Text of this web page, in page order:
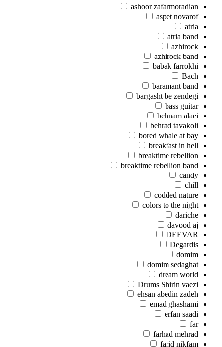
ashoor zafarmoradian
aspet novarof
atria
atria band
azhirock
azhirock band
babak farrokhi
Bach
baramant band
bargasht be zendegi
bass guitar
behnam alaei
behrad tavakoli
bored whale at bay
breakfast in hell
breaktime rebellion
breaktime rebellion band
candy
chill
codded nature
colors to the night
dariche
davood aj
DEEVAR
Degardis
domim
domim sedaghat
dream world
Drums Shirin vaezi
ehsan abedin zadeh
emad ghashami
erfan saadi
far
farhad mehrad
farid nikfam